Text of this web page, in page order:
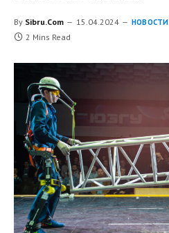
By Sibru.Com 15.04.2024 НОВОСТИ
2 Mins Read